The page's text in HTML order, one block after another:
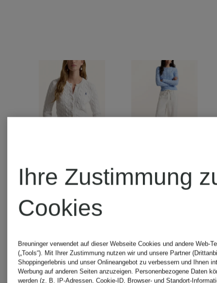
POLO
RALPH
LAUREN
Strickjacke
POLO
LAUREN
Pullover
Ihre Zustimmung
Cookies
Breuninger verwendet auf dieser Webseite Cookies und andere Web-
(„Tools“). Mit Ihrer Zustimmung nutzen wir und unsere Partner
Shoppingerlebnis und unser Onlineangebot zu verbessern und Ihnen
Werbung auf anderen Seiten anzuzeigen. Personenbezogene Daten
werden (z. B. IP-Adressen, Cookie-ID, Browser- und Standort-